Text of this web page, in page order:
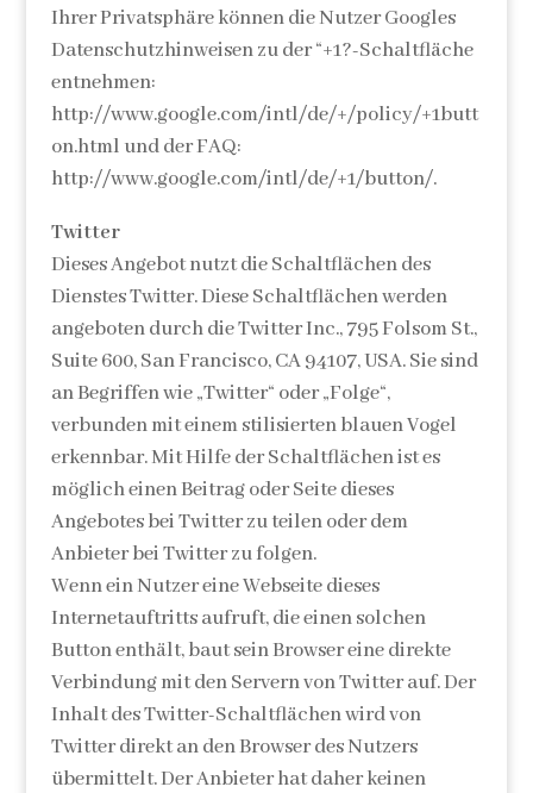
Ihrer Privatsphäre können die Nutzer Googles
Datenschutzhinweisen zu der “+1?-Schaltfläche
entnehmen:
http://www.google.com/intl/de/+/policy/+1butt
on.html und der FAQ:
http://www.google.com/intl/de/+1/button/.
Twitter
Dieses Angebot nutzt die Schaltflächen des
Dienstes Twitter. Diese Schaltflächen werden
angeboten durch die Twitter Inc., 795 Folsom St.,
Suite 600, San Francisco, CA 94107, USA. Sie sind
an Begriffen wie „Twitter“ oder „Folge“,
verbunden mit einem stilisierten blauen Vogel
erkennbar. Mit Hilfe der Schaltflächen ist es
möglich einen Beitrag oder Seite dieses
Angebotes bei Twitter zu teilen oder dem
Anbieter bei Twitter zu folgen.
Wenn ein Nutzer eine Webseite dieses
Internetauftritts aufruft, die einen solchen
Button enthält, baut sein Browser eine direkte
Verbindung mit den Servern von Twitter auf. Der
Inhalt des Twitter-Schaltflächen wird von
Twitter direkt an den Browser des Nutzers
übermittelt. Der Anbieter hat daher keinen